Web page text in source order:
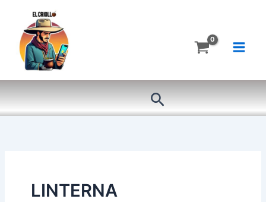
contenido
Buscar
LINTERNA